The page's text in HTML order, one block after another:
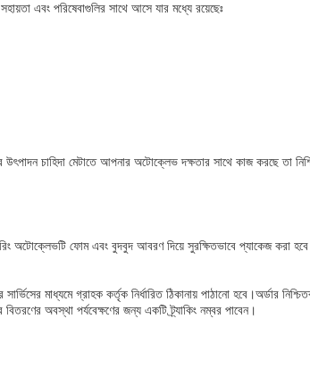
এবং পরিষেবাগুলির সাথে আসে যার মধ্যে রয়েছেঃ
চাহিদা মেটাতে আপনার অটোক্লেভ দক্ষতার সাথে কাজ করছে তা
অটোক্লেভটি ফোম এবং বুদবুদ আবরণ দিয়ে সুরক্ষিতভাবে প্যাকেজ করা
সার্ভিসের মাধ্যমে গ্রাহক কর্তৃক নির্ধারিত ঠিকানায় পাঠানো হবে।অর্ডার
বিতরণের অবস্থা পর্যবেক্ষণের জন্য একটি ট্র্যাকিং নম্বর পাবেন।